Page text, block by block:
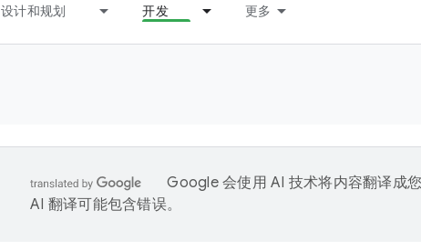
设计和规划 开发 更多
Google 会使用 AI 技术将内容翻译成您
AI 翻译可能包含错误。